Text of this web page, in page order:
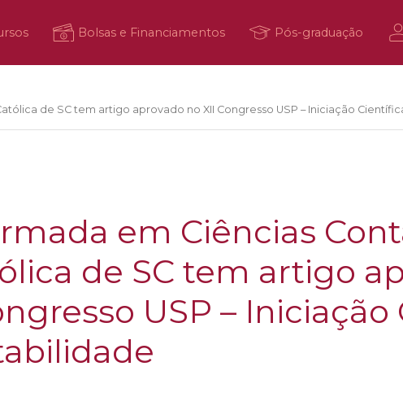
Bolsas e Financiamentos Pós-graduação
de SC tem artigo aprovado no XII Congresso USP – Iniciação
em Ciências
de SC tem artigo
USP –